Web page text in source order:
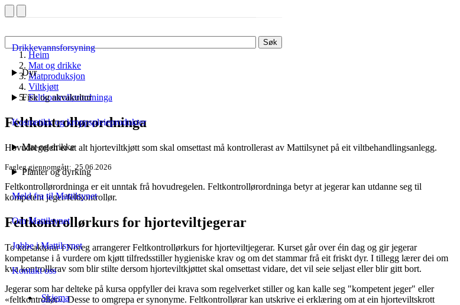
Søk
Drikkevannsforsyning
Dyr
Fisk og akvakultur
Kosmetikk og kroppspleieprodukter
Mat og drikke
Planter og dyrking
Meld fra til Mattilsynet
Om Mattilsynet
Jobbe i Mattilsynet
Kontakt oss
Skjema
Heim
Mat og drikke
Matproduksjon
Viltkjøtt
Feltkontrollørordninga
Feltkontrollørordninga
Hovudregelen er at alt hjorteviltkjøtt som skal omsettast må kontrollerast av Mattilsynet på eit viltbehandlingsanlegg.
Fagleg gjennomgått 25.06.2026
Feltkontrollørordninga er eit unntak frå hovudregelen. Feltkontrollørordninga betyr at jegerar kan utdanne seg til
kompetent jeger/feltkontrollør.
Feltkontrollørkurs for hjorteviltjegerar
To kursaktørar i Noreg arrangerer Feltkontrollørkurs for hjorteviltjegerar. Kurset går over éin dag og gir jegerar
kompetanse i å vurdere om kjøtt tilfredsstiller hygieniske krav og om det stammar frå eit friskt dyr. I tillegg lærer dei om
kva kontrollkrav som blir stilte dersom hjorteviltkjøttet skal omsettast vidare, det vil seie seljast eller blir gitt bort.
Jegerar som har delteke på kursa oppfyller dei krava som regelverket stiller og kan kalle seg "kompetent jeger" eller
«feltkontrollør». Desse to omgrepa er synonyme. Feltkontrollørar kan utskrive ei erklæring om at ein hjorteviltskrott